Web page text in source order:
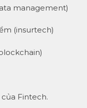
management)
(insurtech)